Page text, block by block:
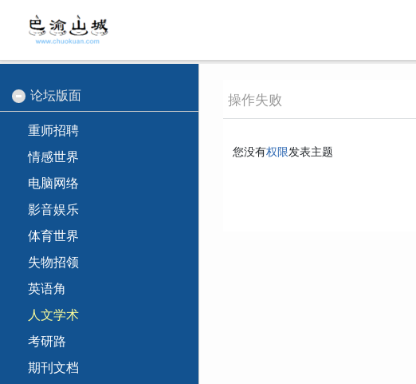
论坛版面
重师招聘
情感世界
电脑网络
影音娱乐
体育世界
失物招领
英语角
人文学术
考研路
期刊文档
操作失败
您没有权限发表主题